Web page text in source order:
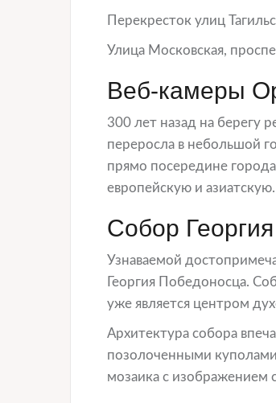
Перекресток улиц
Улица Московская,
Веб-камеры
300 лет назад на берегу
переросла в небольшой
прямо посередине
европейскую и азиатскую.
Собор
Узнаваемой
Георгия Победоносца.
уже является центром
Архитектура собора
позолоченными
мозаика с изображением